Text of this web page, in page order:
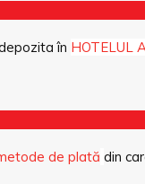
în HOTELUL
de plată din